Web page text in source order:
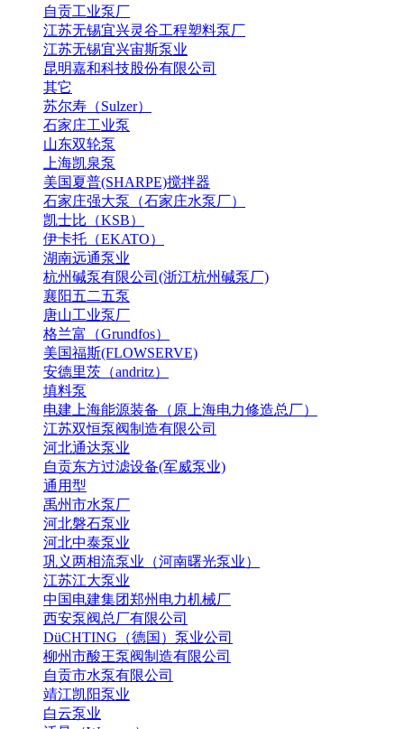
自贡工业泵厂
江苏无锡宜兴灵谷工程塑料泵厂
江苏无锡宜兴宙斯泵业
昆明嘉和科技股份有限公司
其它
苏尔寿（Sulzer）
石家庄工业泵
山东双轮泵
上海凯泉泵
美国夏普(SHARPE)搅拌器
石家庄强大泵（石家庄水泵厂）
凯士比（KSB）
伊卡托（EKATO）
湖南远通泵业
杭州碱泵有限公司(浙江杭州碱泵厂)
襄阳五二五泵
唐山工业泵厂
格兰富（Grundfos）
美国福斯(FLOWSERVE)
安德里茨（andritz）
填料泵
电建上海能源装备（原上海电力修造总厂）
江苏双恒泵阀制造有限公司
河北通达泵业
自贡东方过滤设备(军威泵业)
通用型
禹州市水泵厂
河北磐石泵业
河北中泰泵业
巩义两相流泵业（河南曙光泵业）
江苏江大泵业
中国电建集团郑州电力机械厂
西安泵阀总厂有限公司
DüCHTING（德国）泵业公司
柳州市酸王泵阀制造有限公司
自贡市水泵有限公司
靖江凯阳泵业
白云泵业